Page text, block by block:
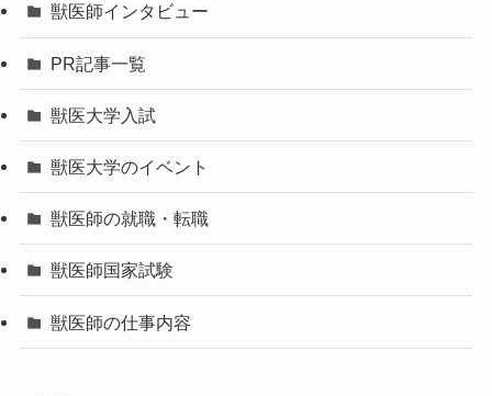
獣医師インタビュー
PR記事一覧
獣医大学入試
獣医大学のイベント
獣医師の就職・転職
獣医師国家試験
獣医師の仕事内容